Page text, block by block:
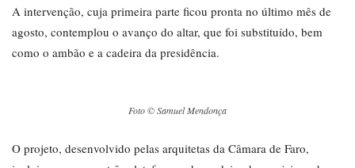
A intervenção, cuja primeira parte ficou pronta no último mês de
agosto, contemplou o avanço do altar, que foi substituído, bem
como o ambão e a cadeira da presidência.
Foto © Samuel Mendonça
O projeto, desenvolvido pelas arquitetas da Câmara de Faro,